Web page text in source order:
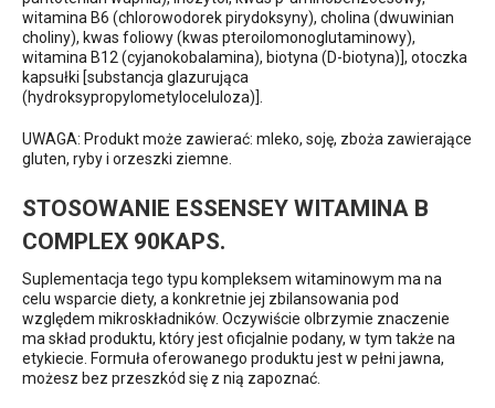
witamina B6 (chlorowodorek pirydoksyny), cholina (dwuwinian
choliny), kwas foliowy (kwas pteroilomonoglutaminowy),
witamina B12 (cyjanokobalamina), biotyna (D-biotyna)], otoczka
kapsułki [substancja glazurująca
(hydroksypropylometyloceluloza)].
UWAGA: Produkt może zawierać: mleko, soję, zboża zawierające
gluten, ryby i orzeszki ziemne.
STOSOWANIE ESSENSEY WITAMINA B
COMPLEX 90KAPS.
Suplementacja tego typu kompleksem witaminowym ma na
celu wsparcie diety, a konkretnie jej zbilansowania pod
względem mikroskładników. Oczywiście olbrzymie znaczenie
ma skład produktu, który jest oficjalnie podany, w tym także na
etykiecie. Formuła oferowanego produktu jest w pełni jawna,
możesz bez przeszkód się z nią zapoznać.